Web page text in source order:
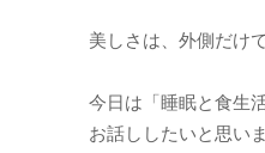
美しさは、外側だけ
今日は「睡眠と食生
お話ししたいと思いま